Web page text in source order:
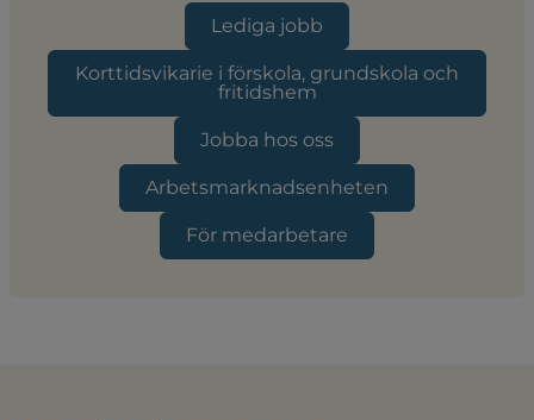
Lediga jobb
Korttidsvikarie i förskola, grundskola och
fritidshem
Jobba hos oss
Arbetsmarknadsenheten
För medarbetare